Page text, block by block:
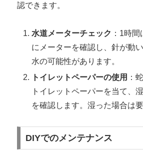
認できます。
水道メーターチェック ：1時
にメーターを確認し、針が動
水の可能性があります。
トイレットペーパーの使用 ：
トイレットペーパーを当て、
を確認します。湿った場合は要
DIYでのメンテナンス